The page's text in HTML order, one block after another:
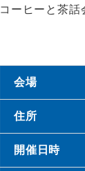
コーヒーと茶話
会場
住所
開催日時